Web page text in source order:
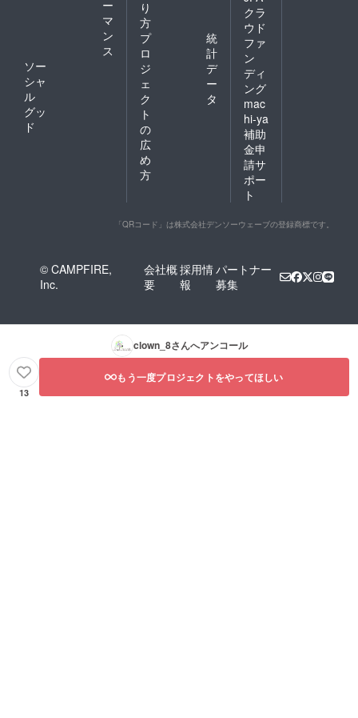
ー
マ
ン
ス
ソー
シャ
ル
グッ
ド
り
方
プ
ロ
ジ
ェ
ク
ト
の
広
め
方
統
計
デ
ー
タ
クラ
ウド
ファ
ン
ディ
ング
mac
hi-ya
補助
金申
請サ
ポー
ト
「QRコード」は株式会社デンソーウェーブの登録商標です。
© CAMPFIRE,
Inc.
会社概
要
採用情
報
パートナー
募集
clown_8さんへアンコール
13
もう一度プロジェクトをやってほしい